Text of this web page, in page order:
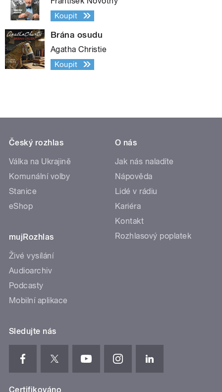
Koupit
Brána osudu
Agatha Christie
Koupit
Český rozhlas
Válka na Ukrajině
Komunální volby
Stanice
eShop
mujRozhlas
Živé vysílání
Audioarchiv
Podcasty
Mobilní aplikace
O nás
Jak nás naladíte
Nápověda
Lidé v rádiu
Kariéra
Kontakt
Rozhlasový poplatek
Sledujte nás
Certifikováno